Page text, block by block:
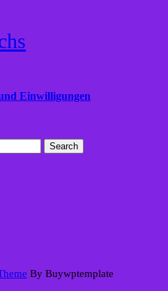
Einwilligungen
By Buywptemplate